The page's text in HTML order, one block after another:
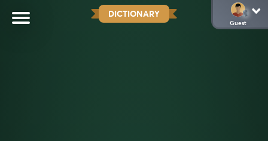
DICTIONARY
Guest